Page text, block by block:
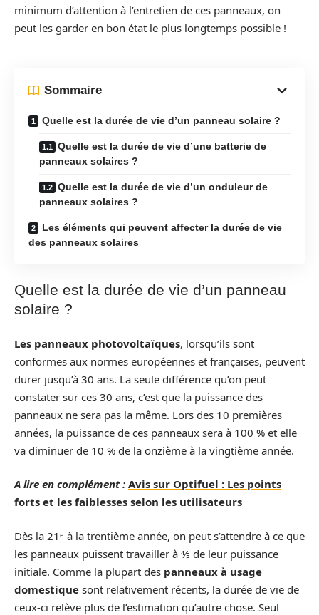
minimum d’attention à l’entretien de ces panneaux, on
peut les garder en bon état le plus longtemps possible !
Sommaire
Quelle est la durée de vie d’un panneau solaire ?
Quelle est la durée de vie d’une batterie de
panneaux solaires ?
Quelle est la durée de vie d’un onduleur de
panneaux solaires ?
Les éléments qui peuvent affecter la durée de vie
des panneaux solaires
Quelle est la durée de vie d’un panneau
solaire ?
Les panneaux photovoltaïques, lorsqu’ils sont
conformes aux normes européennes et françaises, peuvent
durer jusqu’à 30 ans. La seule différence qu’on peut
constater sur ces 30 ans, c’est que la puissance des
panneaux ne sera pas la même. Lors des 10 premières
années, la puissance de ces panneaux sera à 100 % et elle
va diminuer de 10 % de la onzième à la vingtième année.
A lire en complément : Avis sur Optifuel : Les points
forts et les faiblesses selon les utilisateurs
Dès la 21ᵉ à la trentième année, on peut s’attendre à ce que
les panneaux puissent travailler à ⅘ de leur puissance
initiale. Comme la plupart des panneaux à usage
domestique sont relativement récents, la durée de vie de
ceux-ci relève plus de l’estimation qu’autre chose. Seul